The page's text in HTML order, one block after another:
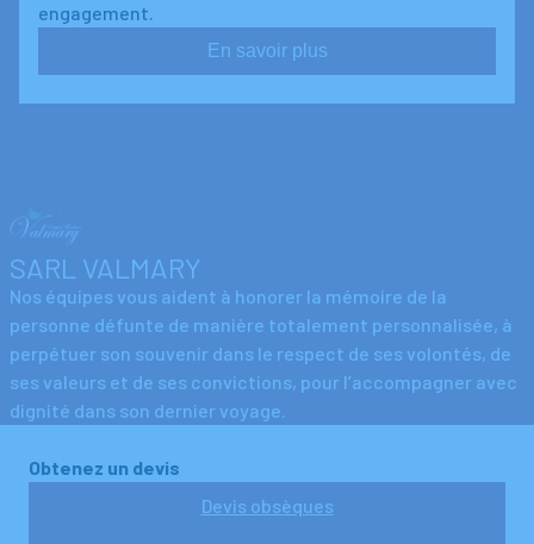
engagement.
En savoir plus
SARL VALMARY
Nos équipes vous aident à honorer la mémoire de la
personne défunte de manière totalement personnalisée, à
perpétuer son souvenir dans le respect de ses volontés, de
ses valeurs et de ses convictions, pour l’accompagner avec
dignité dans son dernier voyage.
Obtenez un devis
Devis obsèques